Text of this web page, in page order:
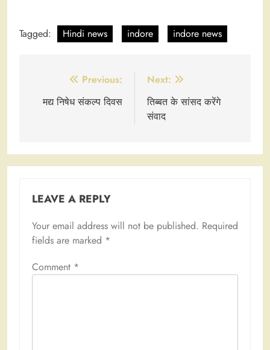
Tagged: Hindi news indore indore news
navigation
Previous:
मद्य निषेध संकल्प दिवस
Next:
तिब्बत के सांसद करेंगे
संवाद
LEAVE A REPLY
Your email address will not be published. Required
fields are marked *
Comment *